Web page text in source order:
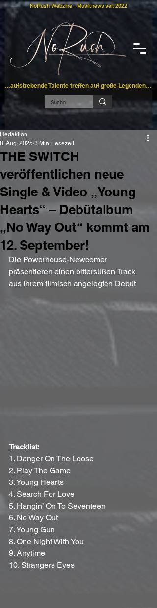
…aufstrebende Talente treffen auf große Legenden…
NoRush-Webzine - Musiknews seit 2022
THE SWITCH
veröffentlichen neue
Single & Video „Young
Hearts“ – Debütalbum
„No Way Out“ kommt am
12. September!
Redaktion
8. Aug. 2025 3 Min. Lesezeit
Die Powerhouse-Newcomer
präsentieren einen bittersüßen Track
aus ihrem filmisch angelegten Debüt
Tracklist:
1. Danger On The Loose
2. Play The Game
3. Young Hearts
4. Search For Love
5. Hangin’ On To Seventeen
6. No Way Out
7. Young Gun
8. One Night With You
9. Anytime
10. Strangers Eyes